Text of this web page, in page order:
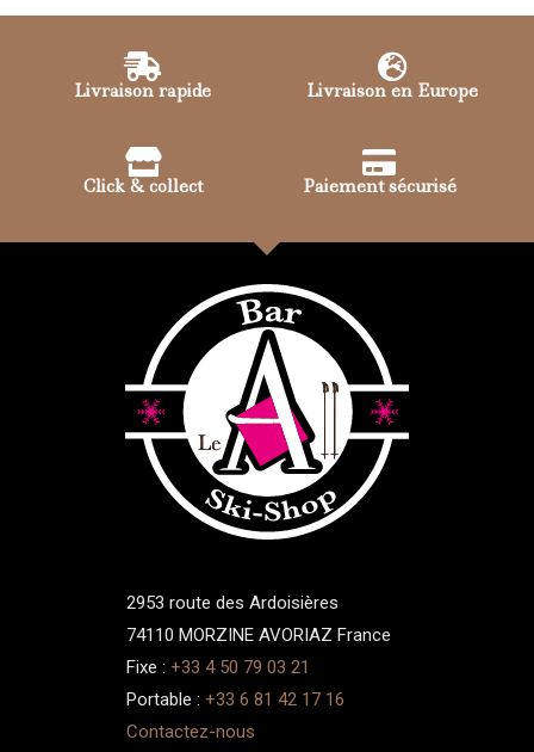
Livraison rapide Livraison en Europe
Click & collect Paiement sécurisé
2953 route des Ardoisières
74110 MORZINE AVORIAZ France
Fixe : +33 4 50 79 03 21
Portable : +33 6 81 42 17 16
Contactez-nous